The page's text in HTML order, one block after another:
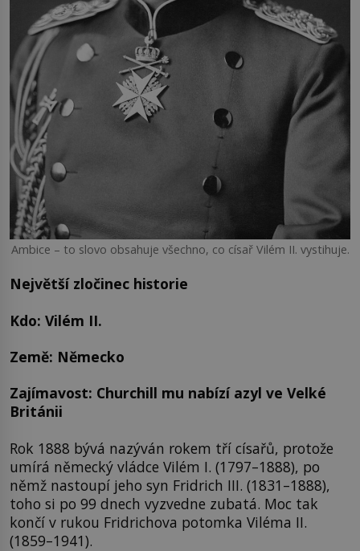
Ambice – to slovo obsahuje všechno, co císař Vilém II. vystihuje.
Největší zločinec historie
Kdo: Vilém II.
Země: Německo
Zajímavost: Churchill mu nabízí azyl ve Velké
Británii
Rok 1888 bývá nazýván rokem tří císařů, protože
umírá německý vládce Vilém I. (1797–1888), po
němž nastoupí jeho syn Fridrich III. (1831–1888),
toho si po 99 dnech vyzvedne zubatá. Moc tak
končí v rukou Fridrichova potomka Viléma II.
(1859–1941).